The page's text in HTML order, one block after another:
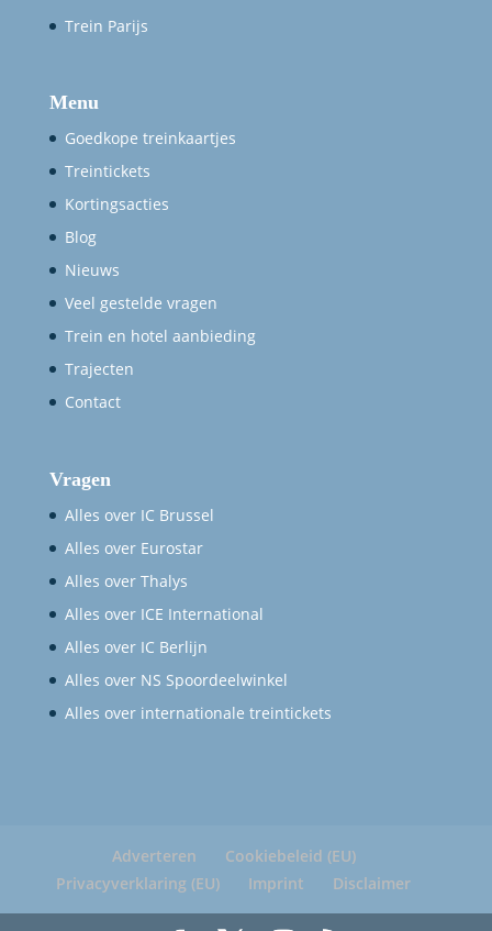
Trein Parijs
Menu
Goedkope treinkaartjes
Treintickets
Kortingsacties
Blog
Nieuws
Veel gestelde vragen
Trein en hotel aanbieding
Trajecten
Contact
Vragen
Alles over IC Brussel
Alles over Eurostar
Alles over Thalys
Alles over ICE International
Alles over IC Berlijn
Alles over NS Spoordeelwinkel
Alles over internationale treintickets
Adverteren
Cookiebeleid (EU)
Privacyverklaring (EU)
Imprint Disclaimer